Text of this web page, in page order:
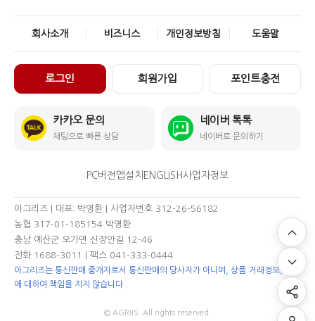
회사소개 비즈니스 개인정보방침 도움말
로그인 회원가입 포인트충전
카카오 문의
채팅으로 빠른 상담
네이버 톡톡
네이버로 문의하기
PC버전 앱설치 ENGLISH사업자정보
아그리즈 | 대표: 박영환 | 사업자번호 312-26-56182
농협 317-01-185154 박영환
충남 예산군 오가면 신장안길 12-46
전화 1688-3011
| 팩스 041-333-0444
아그리즈는 통신판매 중개자로서 통신판매의 당사자가 아니며, 상품.거래정보, 거래
에 대하여 책임을 지지 않습니다.
© AGRIIS. All rights reserved.